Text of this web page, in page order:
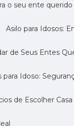
o seu ente querido
Asilo para Idosos:
de Seus Entes
para Idoso:
de Escolher